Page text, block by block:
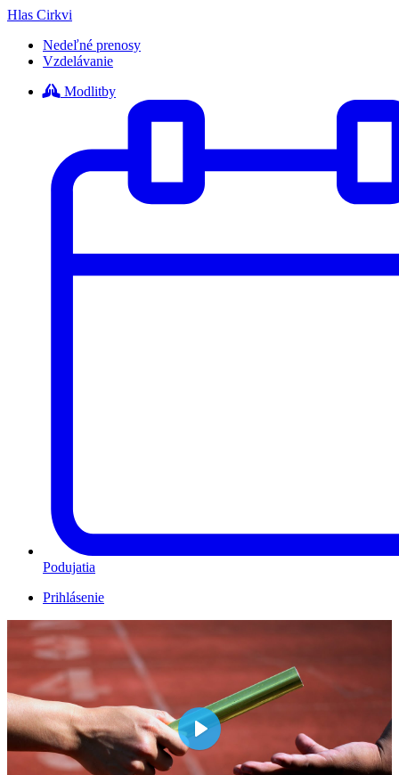
Hlas Cirkvi
Nedeľné prenosy
Vzdelávanie
Modlitby
Podujatia
Prihlásenie
Play